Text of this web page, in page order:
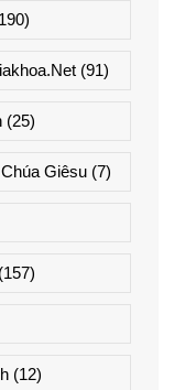
(91)
(25)
Chúa Giêsu(7)
(12)